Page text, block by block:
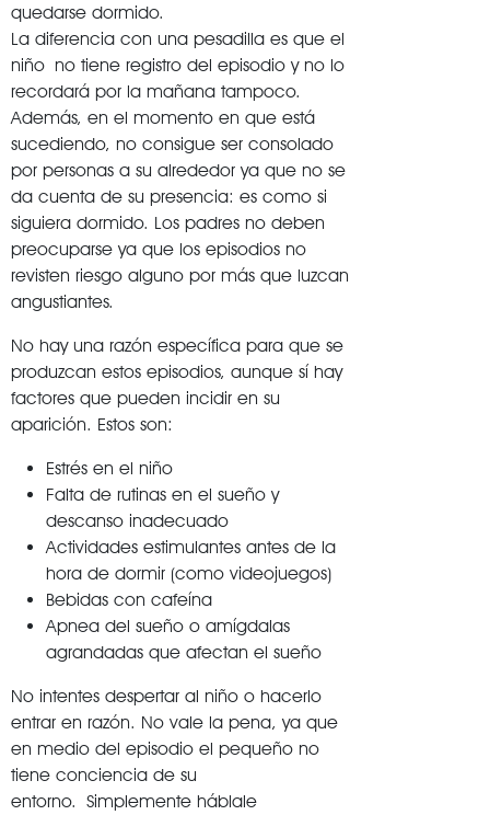
quedarse dormido.
La diferencia con una pesadilla es que el
niño no tiene registro del episodio y no lo
recordará por la mañana tampoco.
Además, en el momento en que está
sucediendo, no consigue ser consolado
por personas a su alrededor ya que no se
da cuenta de su presencia: es como si
siguiera dormido. Los padres no deben
preocuparse ya que los episodios no
revisten riesgo alguno por más que luzcan
angustiantes.
No hay una razón específica para que se
produzcan estos episodios, aunque sí hay
factores que pueden incidir en su
aparición. Estos son:
Estrés en el niño
Falta de rutinas en el sueño y
descanso inadecuado
Actividades estimulantes antes de la
hora de dormir (como videojuegos)
Bebidas con cafeína
Apnea del sueño o amígdalas
agrandadas que afectan el sueño
No intentes despertar al niño o hacerlo
entrar en razón. No vale la pena, ya que
en medio del episodio el pequeño no
tiene conciencia de su
entorno. Simplemente háblale